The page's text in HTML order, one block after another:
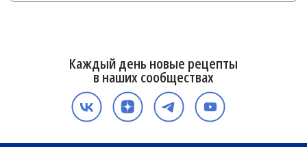
Каждый день новые рецепты
в наших сообществах